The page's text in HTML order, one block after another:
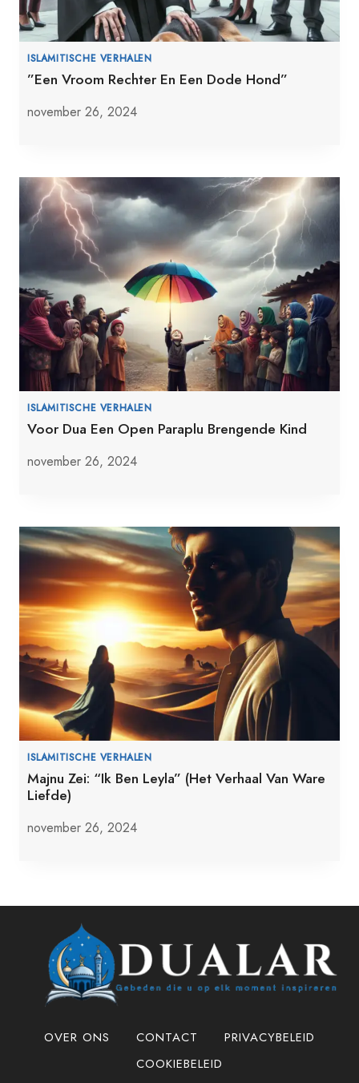
ISLAMITISCHE VERHALEN
”Een Vroom Rechter En Een Dode Hond”
november 26, 2024
ISLAMITISCHE VERHALEN
Voor Dua Een Open Paraplu Brengende Kind
november 26, 2024
ISLAMITISCHE VERHALEN
Majnu Zei: “Ik Ben Leyla” (Het Verhaal Van Ware
Liefde)
november 26, 2024
OVER ONS CONTACT
PRIVACYBELEID
COOKIEBELEID